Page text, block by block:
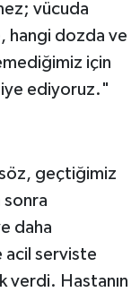
vücuda
hangi dozda ve
için
ediyoruz."
geçtiğimiz
daha
acil serviste
verdi. Hastanın